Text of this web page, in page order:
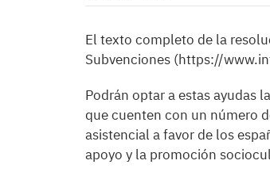
El texto completo de la
Subvenciones (https://
Podrán optar a estas ayudas
que cuenten con un número
asistencial a favor de los
apoyo y la promoción